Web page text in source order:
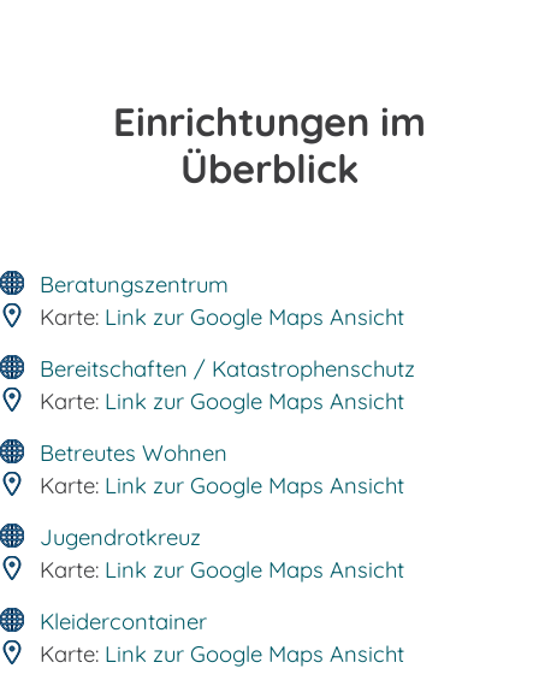
Einrichtungen im
Überblick
Beratungszentrum
Karte: Link zur Google Maps Ansicht
Bereitschaften / Katastrophenschutz
Karte: Link zur Google Maps Ansicht
Betreutes Wohnen
Karte: Link zur Google Maps Ansicht
Jugendrotkreuz
Karte: Link zur Google Maps Ansicht
Kleidercontainer
Karte: Link zur Google Maps Ansicht